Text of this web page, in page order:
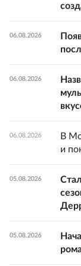
06.08.2026
06.08.2026
06.08.2026
В
и
05.08.2026
05.08.2026